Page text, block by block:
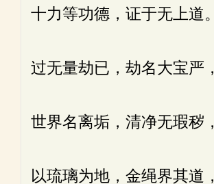
十力等功德，证于无上道。
过无量劫已，劫名大宝严，
世界名离垢，清净无瑕秽，
以琉璃为地，金绳界其道，